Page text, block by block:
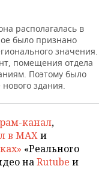
располагалась в
было признано
значения.
помещения отдела
Поэтому было
здания.
канал,
в MAXи
«Реального
наRutube и